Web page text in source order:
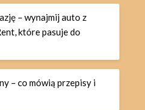
– wynajmij auto z
które pasuje do
– co mówią przepisy i